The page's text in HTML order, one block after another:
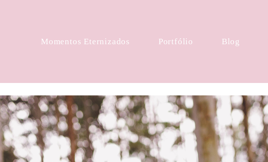
Momentos Eternizados Portfólio Blog